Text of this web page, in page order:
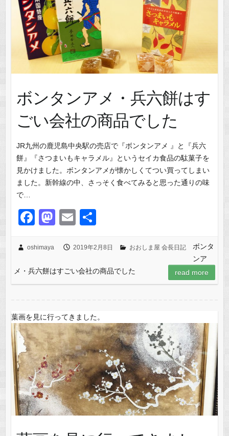
ボンタンアメ・兵六餅はす
ごい会社の商品でした
JR九州の鹿児島中央駅の売店で『ボンタンアメ 』と『兵六
餅』『さつまいもキャラメル』というセイカ食品の駄菓子を
見かけました。ボンタンアメが懐かしくてつい買ってしまい
ました。新幹線の中、さっそく食べてみると思った通りの味
で…
F
c
e
b
o
k
M
st
o
d
n
E
ail
oshimaya 2019年2月8日 おおしま屋 会長日記
ボンタ
ンア
メ・兵六餅はすごい会社の商品でした
read more
葉画を見に行ってきました。